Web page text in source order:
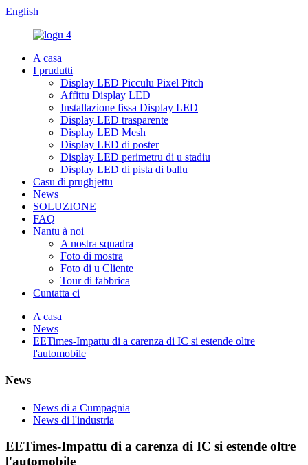
English
A casa
I prudutti
Display LED Picculu Pixel Pitch
Affittu Display LED
Installazione fissa Display LED
Display LED trasparente
Display LED Mesh
Display LED di poster
Display LED perimetru di u stadiu
Display LED di pista di ballu
Casu di prughjettu
News
SOLUZIONE
FAQ
Nantu à noi
A nostra squadra
Foto di mostra
Foto di u Cliente
Tour di fabbrica
Cuntatta ci
A casa
News
EETimes-Impattu di a carenza di IC si estende oltre
l'automobile
News
News di a Cumpagnia
News di l'industria
EETimes-Impattu di a carenza di IC si estende oltre
l'automobile